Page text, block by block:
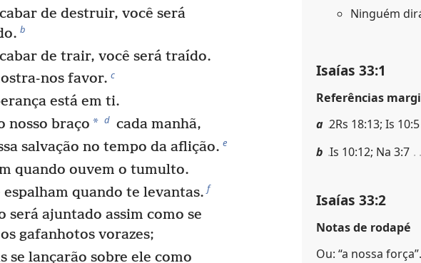
de destruir, você será
b
de trair, você será traído.
nos favor. c
está em ti.
nosso braço * d cada manhã,
salvação no tempo da aflição. e
quando ouvem o tumulto.
espalham quando te levantas. f
será ajuntado assim como se
gafanhotos vorazes;
se lançarão sobre ele como
Ninguém
Isaías 33:1
Referências
a 2Rs 18:13; Is 10:5
b Is 10:12; Na 3:7
Isaías 33:2
Notas de rodapé
Ou: “a nossa força”.